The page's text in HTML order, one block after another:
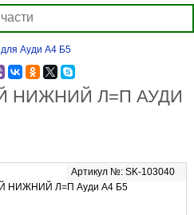
для Ауди А4 Б5
НИЖНИЙ Л=П АУДИ
Артикул №: SK-103040